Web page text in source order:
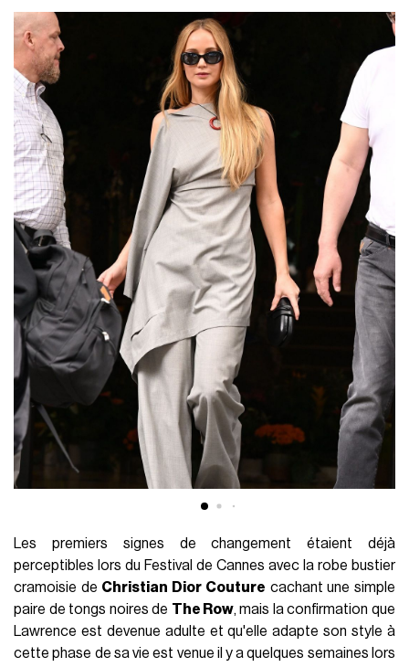
Les premiers signes de changement étaient déjà
perceptibles lors du Festival de Cannes avec la robe bustier
cramoisie de Christian Dior Couture cachant une simple
paire de tongs noires de The Row, mais la confirmation que
Lawrence est devenue adulte et qu'elle adapte son style à
cette phase de sa vie est venue il y a quelques semaines lors